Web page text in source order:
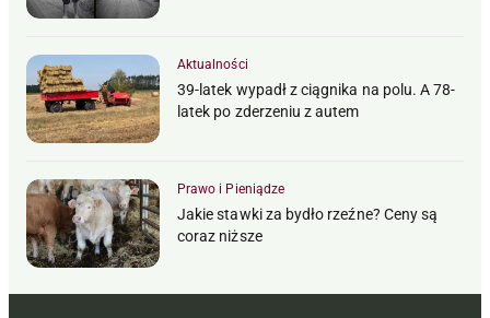
Aktualności
39-latek wypadł z ciągnika na polu. A 78-
latek po zderzeniu z autem
Prawo i Pieniądze
Jakie stawki za bydło rzeźne? Ceny są
coraz niższe